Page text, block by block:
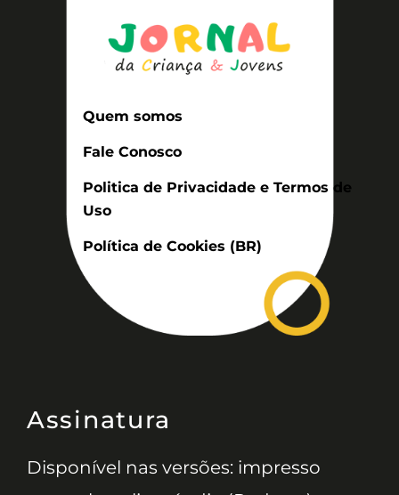
Quem somos
Fale Conosco
Politica de Privacidade e Termos de
Uso
Política de Cookies (BR)
Assinatura
Disponível nas versões: impresso